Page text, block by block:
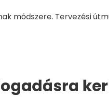
módszere. Tervezési